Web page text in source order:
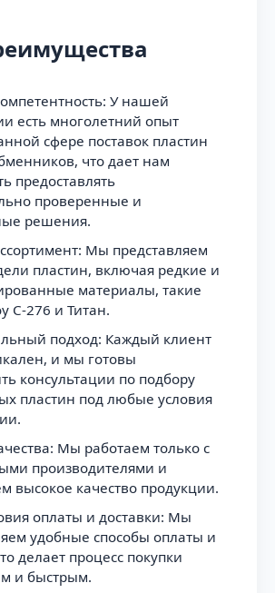
У нашей
есть многолетний опыт
сфере поставок пластин
что дает нам
предоставлять
проверенные и
решения.
Мы представляем
пластин, включая редкие и
материалы, такие
C-276 и Титан.
подход: Каждый клиент
и мы готовы
консультации по подбору
пластин под любые условия
Мы работаем только с
производителями и
высокое качество продукции.
оплаты и доставки: Мы
удобные способы оплаты и
делает процесс покупки
и быстрым.